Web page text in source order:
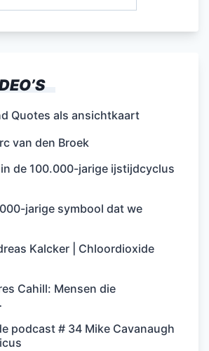
Quotes als ansichtkaart
van den Broek
de 100.000-jarige ijstijdcyclus
jarige symbool dat we
Kalcker | Chloordioxide
Cahill: Mensen die
podcast # 34 Mike Cavanaugh